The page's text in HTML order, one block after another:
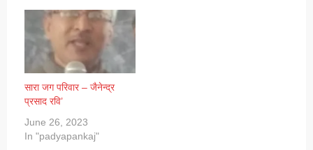
सारा जग परिवार – जैनेन्द्र
प्रसाद रवि’
June 26, 2023
In "padyapankaj"